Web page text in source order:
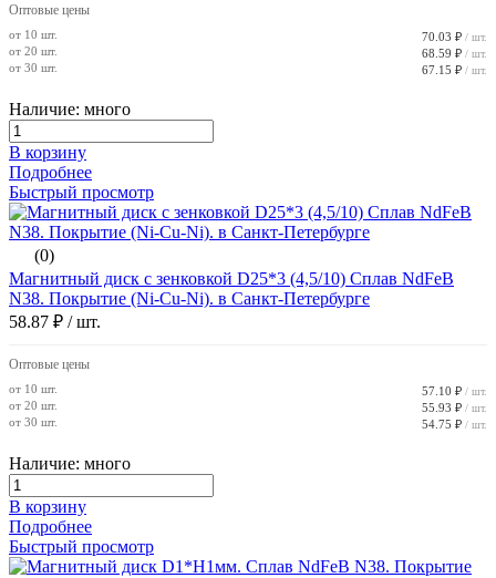
Оптовые цены
от 10 шт. 70.03 ₽ / шт.
от 20 шт. 68.59 ₽ / шт.
от 30 шт. 67.15 ₽ / шт.
Наличие: много
В корзину
Подробнее
Быстрый просмотр
(0)
Магнитный диск с зенковкой D25*3 (4,5/10) Сплав NdFeB
N38. Покрытие (Ni-Cu-Ni). в Санкт-Петербурге
58.87 ₽ / шт.
Оптовые цены
от 10 шт. 57.10 ₽ / шт.
от 20 шт. 55.93 ₽ / шт.
от 30 шт. 54.75 ₽ / шт.
Наличие: много
В корзину
Подробнее
Быстрый просмотр